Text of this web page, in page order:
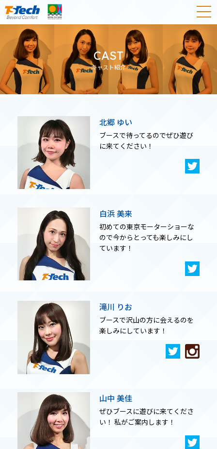
CAST
キャスト紹介
北郷 ゆい
ブースで待ってるのでぜひ遊び
に来てください！
白浜 美来
初めての東京モーターショーな
ので今からとっても楽しみにし
ています！
滝川 りお
ブースで沢山の方に会えるのを
楽しみにしています！
山中 美佳
ぜひブースに遊びに来てくださ
い！ 私がご案内します！